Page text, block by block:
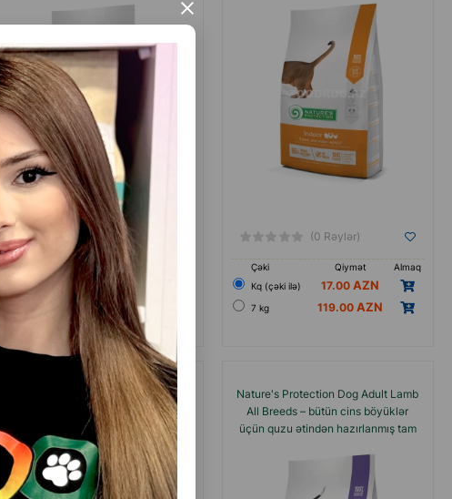
×
cinsdən olan böyüklər üçün itlərin,
(0 Rəylər)
Çəki Qiymət
Кq (çəki ilə)
19.00
10 kq 190.00
(0 Rəylər)
Çəki Qiymət
Almaq
Кq (çəki ilə)
17.00
7 kg 119.00
Nature's Protection Junior Lamb – 2–
18 ay arası balalar və böyüməkdə
olan bütün cins itlər üçün quzu
ətindən hazırlanmış tam rasionlu
quru yem
Nature's Protection Dog Adult Lamb
All Breeds – bütün cins böyüklər
üçün quzu ətindən hazırlanmış tam